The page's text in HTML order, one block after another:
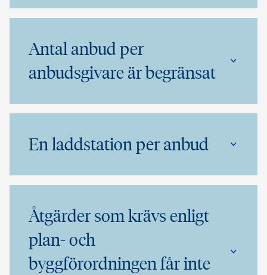
Antal anbud per
anbudsgivare är begränsat
En laddstation per anbud
Åtgärder som krävs enligt
plan- och
byggförordningen får inte